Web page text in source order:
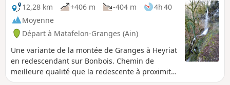
12,28 km
+406 m -404 m
4h 40
Moyenne
Départ à Matafelon-Granges (Ain)
Une variante de la montée de Granges à Heyriat
en redescendant sur Bonbois. Chemin de
meilleure qualité que la redescente à proximité
de la chapelle. Cet itinéraire permet grâce à un